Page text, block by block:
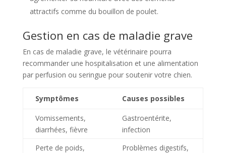
attractifs comme du bouillon de poulet.
Gestion en cas de maladie grave
En cas de maladie grave, le vétérinaire pourra
recommander une hospitalisation et une alimentation
par perfusion ou seringue pour soutenir votre chien.
Symptômes Causes possibles
Vomissements,
diarrhées, fièvre
Gastroentérite,
infection
Perte de poids,
Problèmes digestifs,